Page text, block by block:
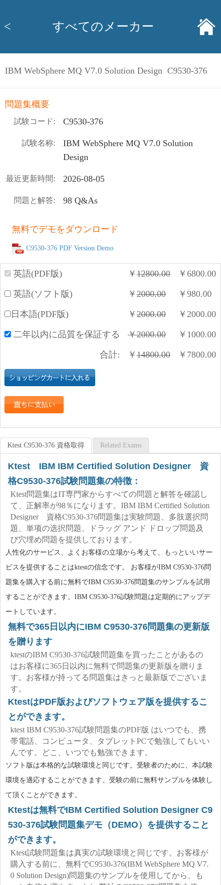
< すべてのメーカー
IBM WebSphere MQ V7.0 Solution Design C9530-376
問題集概要
試験コード: C9530-376
試験名称:
IBM WebSphere MQ V7.0 Solution
Design
最近更新時間: 2026-08-05
問題と解答: 98 Q&As
無料でデモをダウンロード
C9530-376 PDF Version Demo
英語(PDF版) ￥ 12800.00 ￥ 6800.00
英語(ソフト版) ￥ 2000.00 ￥ 980.00
日本語(PDF版) ￥ 2000.00 ￥ 2000.00
二年以内に品質を保証する ￥2000.00 ￥ 1000.00
合計: ￥ 14800.00 ￥ 7800.00
Ktest C9530-376 資格取得 Related Exams
Ktest IBM IBM Certified Solution Designer 資
格C9530-376試験問題集の特徴：
Ktest問題集はIT専門家からすべての問題と解答を確認し
て、正解率が98％になります。IBM IBM Certified Solution
Designer 資格C9530-376問題集は実験問題、多肢選択問
題、単项の选択問題、ドラッグ アンド ドロップ問題及
び穴埋め問題を提供しております。
人性化のサービス、よくお客様の立場から考えて、もっといいサー
ビスを提供することはktestの信念です。 お客様がIBM C9530-376問
題集を購入する前に無料でIBM C9530-376問題集のサンプルを試用
することができます。IBM C9530-376試験問題は定期的にアップデ
ートしています。
無料で365日以内にIBM C9530-376問題集の更新版
を贈ります
ktestのIBM C9530-376試験問題集を買ったことがあるの
はお客様に365日以内に無料で問題集の更新版を贈りま
す。お客様が持ってる問題集はきっと最新版でございま
す。
KtestはPDF版およびソフトウェア版を提供するこ
とができます。
ktest IBM C9530-376試験問題集のPDF版 はいつでも、携
帯電話、コンピュータ、タブレットPCで勉強してもいい
んです。どこ、いつでも勉強できます。
ソフト版は本格的な試験環境と同じです。受験者のために、本試験
環境を適応することができます。受験の前に無料サンプルを体験し
て頂くことができます。
Ktestは無料でIBM Certified Solution Designer C9
530-376試験問題集デモ（DEMO）を提供すること
ができます。
Ktest試験問題集は真実の試験環境と同じです。お客様が
購入する前に、無料でC9530-376(IBM WebSphere MQ V7.
0 Solution Design)問題集のサンプルを使用してから、も